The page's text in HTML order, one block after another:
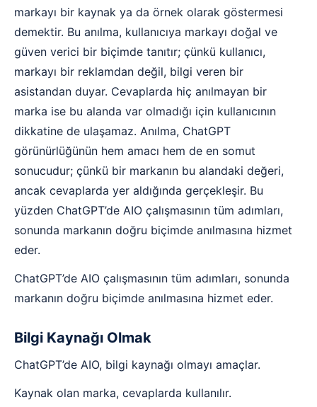
markayı bir kaynak ya da örnek olarak göstermesi
demektir. Bu anılma, kullanıcıya markayı doğal ve
güven verici bir biçimde tanıtır; çünkü kullanıcı,
markayı bir reklamdan değil, bilgi veren bir
asistandan duyar. Cevaplarda hiç anılmayan bir
marka ise bu alanda var olmadığı için kullanıcının
dikkatine de ulaşamaz. Anılma, ChatGPT
görünürlüğünün hem amacı hem de en somut
sonucudur; çünkü bir markanın bu alandaki değeri,
ancak cevaplarda yer aldığında gerçekleşir. Bu
yüzden ChatGPT’de AIO çalışmasının tüm adımları,
sonunda markanın doğru biçimde anılmasına hizmet
eder.
ChatGPT’de AIO çalışmasının tüm adımları, sonunda
markanın doğru biçimde anılmasına hizmet eder.
Bilgi Kaynağı Olmak
ChatGPT’de AIO, bilgi kaynağı olmayı amaçlar.
Kaynak olan marka, cevaplarda kullanılır.